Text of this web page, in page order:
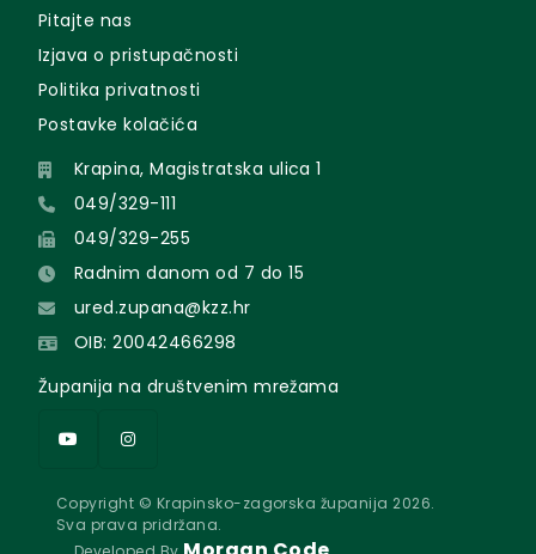
Pitajte nas
Izjava o pristupačnosti
Politika privatnosti
Postavke kolačića
Krapina, Magistratska ulica 1
049/329-111
049/329-255
Radnim danom od 7 do 15
ured.zupana@kzz.hr
OIB: 20042466298
Županija na društvenim mrežama
Copyright © Krapinsko-zagorska županija 2026.
Sva prava pridržana.